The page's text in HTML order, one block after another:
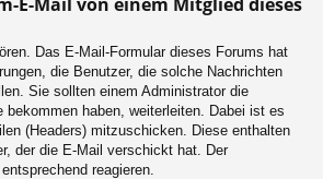
Das E-Mail-Formular dieses Forums hat
die Benutzer, die solche Nachrichten
Sie sollten einem Administrator die
bekommen haben, weiterleiten. Dabei ist es
(Headers) mitzuschicken. Diese enthalten
der die E-Mail verschickt hat. Der
reagieren.